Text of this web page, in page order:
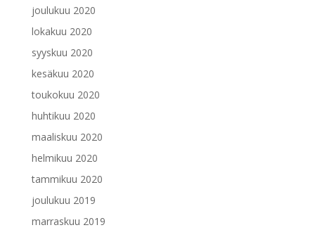
joulukuu 2020
lokakuu 2020
syyskuu 2020
kesäkuu 2020
toukokuu 2020
huhtikuu 2020
maaliskuu 2020
helmikuu 2020
tammikuu 2020
joulukuu 2019
marraskuu 2019